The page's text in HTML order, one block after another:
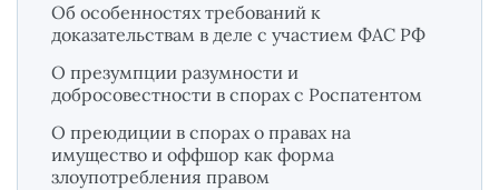
Об особенностях требований к
доказательствам в деле с участием ФАС РФ
О презумпции разумности и
добросовестности в спорах с Роспатентом
О преюдиции в спорах о правах на
имущество и оффшор как форма
злоупотребления правом